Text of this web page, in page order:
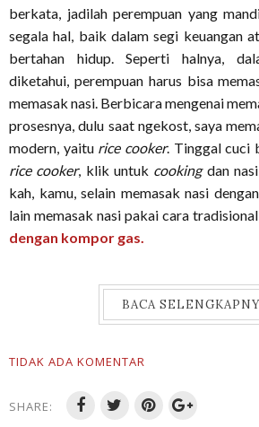
berkata, jadilah perempuan yang
segala hal, baik dalam segi keuangan
bertahan hidup. Seperti halnya,
diketahui, perempuan harus bisa
memasak nasi. Berbicara mengenai
prosesnya, dulu saat ngekost, saya
modern, yaitu rice cooker. Tinggal cuci
rice cooker, klik untuk cookingdan nasi
kah, kamu, selain memasak nasi dengan
lain memasak nasi pakai cara
dengan kompor gas.
BACA
TIDAK ADA KOMENTAR
SHARE: